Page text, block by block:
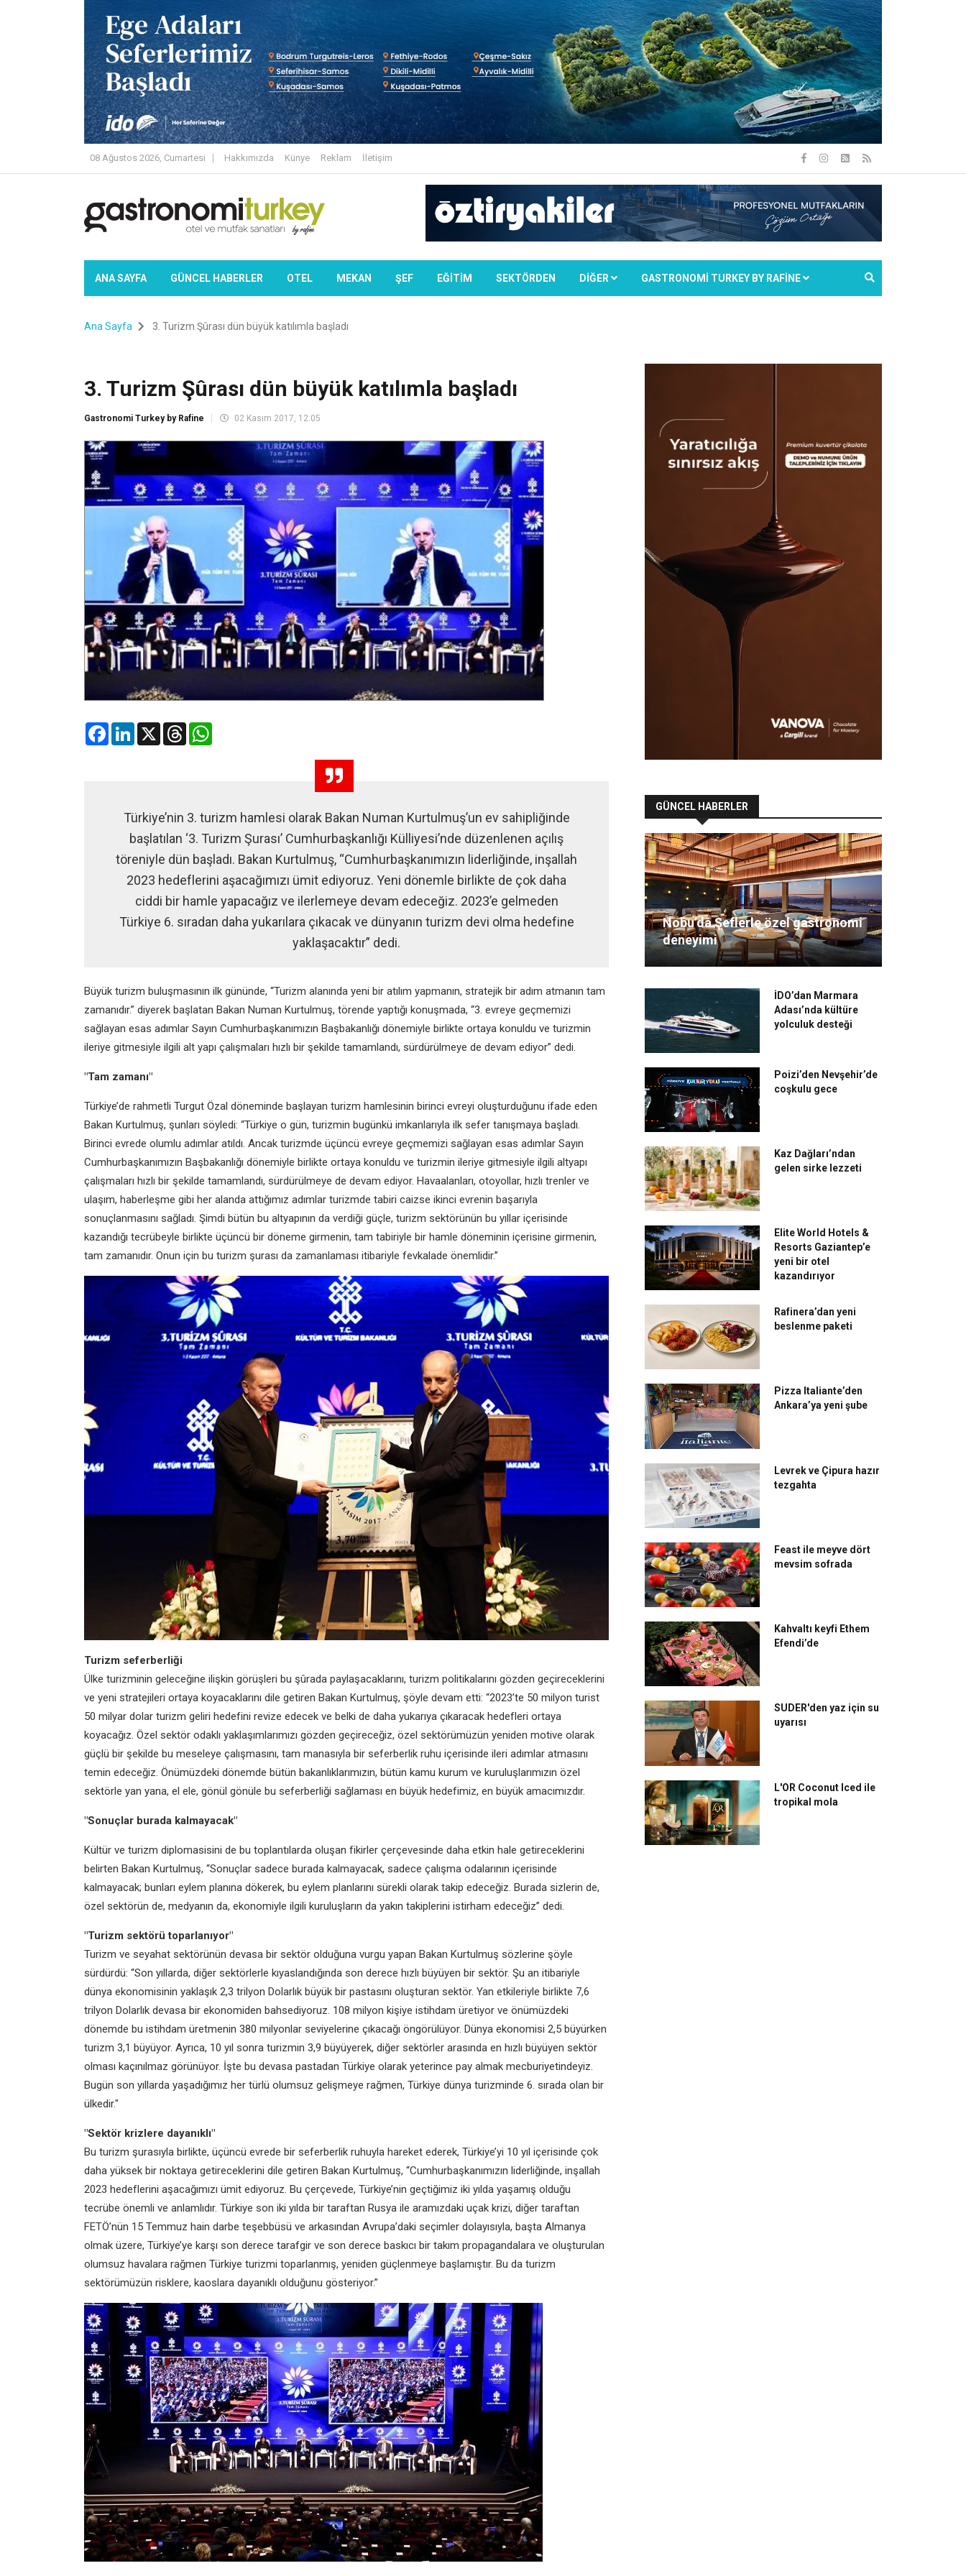
08 Ağustos 2026, Cumartesi Hakkımızda Künye Reklam İletişim
ANA SAYFA GÜNCEL HABERLER OTEL MEKAN ŞEF EĞİTİM SEKTÖRDEN DIĞER GASTRONOMİ TURKEY BY RAFİNE
Ana Sayfa 3. Turizm Şûrası dün büyük katılımla başladı
3. Turizm Şûrası dün büyük katılımla başladı
Gastronomi Turkey by Rafine 02 Kasım 2017, 12:05
FacebookLinkedIn
X Threads
Türkiye’nin 3. turizm hamlesi olarak Bakan Numan Kurtulmuş’un ev sahipliğinde
başlatılan ‘3. Turizm Şurası’ Cumhurbaşkanlığı Külliyesi’nde düzenlenen açılış
töreniyle dün başladı. Bakan Kurtulmuş, “Cumhurbaşkanımızın liderliğinde, inşallah
2023 hedeflerini aşacağımızı ümit ediyoruz. Yeni dönemle birlikte de çok daha
ciddi bir hamle yapacağız ve ilerlemeye devam edeceğiz. 2023’e gelmeden
Türkiye 6. sıradan daha yukarılara çıkacak ve dünyanın turizm devi olma hedefine
yaklaşacaktır” dedi.
Büyük turizm buluşmasının ilk gününde, “Turizm alanında yeni bir atılım yapmanın, stratejik bir adım atmanın tam
zamanıdır.” diyerek başlatan Bakan Numan Kurtulmuş, törende yaptığı konuşmada, “3. evreye geçmemizi
sağlayan esas adımlar Sayın Cumhurbaşkanımızın Başbakanlığı dönemiyle birlikte ortaya konuldu ve turizmin
ileriye gitmesiyle ilgili alt yapı çalışmaları hızlı bir şekilde tamamlandı, sürdürülmeye de devam ediyor” dedi.
"Tam zamanı"
Türkiye’de rahmetli Turgut Özal döneminde başlayan turizm hamlesinin birinci evreyi oluşturduğunu ifade eden
Bakan Kurtulmuş, şunları söyledi: “Türkiye o gün, turizmin bugünkü imkanlarıyla ilk sefer tanışmaya başladı.
Birinci evrede olumlu adımlar atıldı. Ancak turizmde üçüncü evreye geçmemizi sağlayan esas adımlar Sayın
Cumhurbaşkanımızın Başbakanlığı dönemiyle birlikte ortaya konuldu ve turizmin ileriye gitmesiyle ilgili altyapı
çalışmaları hızlı bir şekilde tamamlandı, sürdürülmeye de devam ediyor. Havaalanları, otoyollar, hızlı trenler ve
ulaşım, haberleşme gibi her alanda attığımız adımlar turizmde tabiri caizse ikinci evrenin başarıyla
sonuçlanmasını sağladı. Şimdi bütün bu altyapının da verdiği güçle, turizm sektörünün bu yıllar içerisinde
kazandığı tecrübeyle birlikte üçüncü bir döneme girmenin, tam tabiriyle bir hamle döneminin içerisine girmenin,
tam zamanıdır. Onun için bu turizm şurası da zamanlaması itibariyle fevkalade önemlidir.”
Turizm seferberliği
Ülke turizminin geleceğine ilişkin görüşleri bu şûrada paylaşacaklarını, turizm politikalarını gözden geçireceklerini
ve yeni stratejileri ortaya koyacaklarını dile getiren Bakan Kurtulmuş, şöyle devam etti: “2023’te 50 milyon turist
50 milyar dolar turizm geliri hedefini revize edecek ve belki de daha yukarıya çıkaracak hedefleri ortaya
koyacağız. Özel sektör odaklı yaklaşımlarımızı gözden geçireceğiz, özel sektörümüzün yeniden motive olarak
güçlü bir şekilde bu meseleye çalışmasını, tam manasıyla bir seferberlik ruhu içerisinde ileri adımlar atmasını
temin edeceğiz. Önümüzdeki dönemde bütün bakanlıklarımızın, bütün kamu kurum ve kuruluşlarımızın özel
sektörle yan yana, el ele, gönül gönüle bu seferberliği sağlaması en büyük hedefimiz, en büyük amacımızdır.
"Sonuçlar burada kalmayacak"
Kültür ve turizm diplomasisini de bu toplantılarda oluşan fikirler çerçevesinde daha etkin hale getireceklerini
belirten Bakan Kurtulmuş, “Sonuçlar sadece burada kalmayacak, sadece çalışma odalarının içerisinde
kalmayacak; bunları eylem planına dökerek, bu eylem planlarını sürekli olarak takip edeceğiz. Burada sizlerin de,
özel sektörün de, medyanın da, ekonomiyle ilgili kuruluşların da yakın takiplerini istirham edeceğiz” dedi.
"Turizm sektörü toparlanıyor"
Turizm ve seyahat sektörünün devasa bir sektör olduğuna vurgu yapan Bakan Kurtulmuş sözlerine şöyle
sürdürdü: “Son yıllarda, diğer sektörlerle kıyaslandığında son derece hızlı büyüyen bir sektör. Şu an itibariyle
dünya ekonomisinin yaklaşık 2,3 trilyon Dolarlık büyük bir pastasını oluşturan sektör. Yan etkileriyle birlikte 7,6
trilyon Dolarlık devasa bir ekonomiden bahsediyoruz. 108 milyon kişiye istihdam üretiyor ve önümüzdeki
dönemde bu istihdam üretmenin 380 milyonlar seviyelerine çıkacağı öngörülüyor. Dünya ekonomisi 2,5 büyürken
turizm 3,1 büyüyor. Ayrıca, 10 yıl sonra turizmin 3,9 büyüyerek, diğer sektörler arasında en hızlı büyüyen sektör
olması kaçınılmaz görünüyor. İşte bu devasa pastadan Türkiye olarak yeterince pay almak mecburiyetindeyiz.
Bugün son yıllarda yaşadığımız her türlü olumsuz gelişmeye rağmen, Türkiye dünya turizminde 6. sırada olan bir
ülkedir."
"Sektör krizlere dayanıklı"
Bu turizm şurasıyla birlikte, üçüncü evrede bir seferberlik ruhuyla hareket ederek, Türkiye’yi 10 yıl içerisinde çok
daha yüksek bir noktaya getireceklerini dile getiren Bakan Kurtulmuş, “Cumhurbaşkanımızın liderliğinde, inşallah
2023 hedeflerini aşacağımızı ümit ediyoruz. Bu çerçevede, Türkiye’nin geçtiğimiz iki yılda yaşamış olduğu
tecrübe önemli ve anlamlıdır. Türkiye son iki yılda bir taraftan Rusya ile aramızdaki uçak krizi, diğer taraftan
FETÖ’nün 15 Temmuz hain darbe teşebbüsü ve arkasından Avrupa’daki seçimler dolayısıyla, başta Almanya
olmak üzere, Türkiye’ye karşı son derece tarafgir ve son derece baskıcı bir takım propagandalara ve oluşturulan
olumsuz havalara rağmen Türkiye turizmi toparlanmış, yeniden güçlenmeye başlamıştır. Bu da turizm
sektörümüzün risklere, kaoslara dayanıklı olduğunu gösteriyor.”
GÜNCEL HABERLER
Nobu’da Şeflerle özel gastronomi
deneyimi
İDO’dan Marmara
Adası’nda kültüre
yolculuk desteği
Poizi’den Nevşehir’de
coşkulu gece
Kaz Dağları’ndan
gelen sirke lezzeti
Elite World Hotels &
Resorts Gaziantep’e
yeni bir otel
kazandırıyor
Rafinera’dan yeni
beslenme paketi
Pizza Italiante’den
Ankara’ya yeni şube
Levrek ve Çipura hazır
tezgahta
Feast ile meyve dört
mevsim sofrada
Kahvaltı keyfi Ethem
Efendi’de
SUDER'den yaz için su
uyarısı
L'OR Coconut Iced ile
tropikal mola